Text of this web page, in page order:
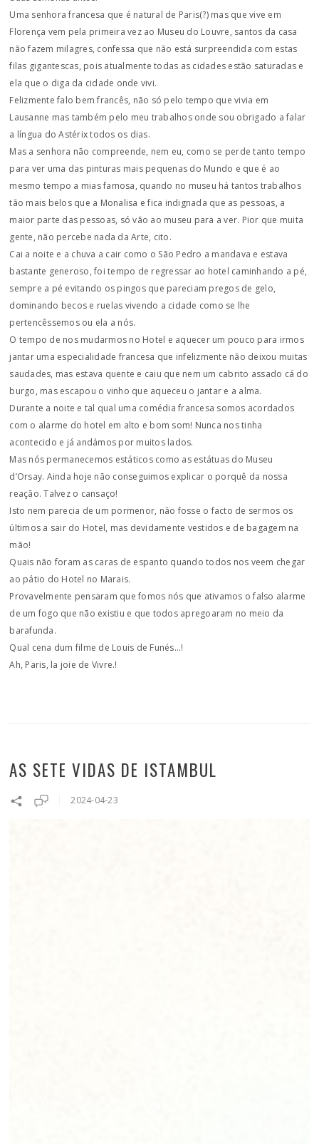
Uma senhora francesa que é natural de Paris(?) mas que vive em
Florença vem pela primeira vez ao Museu do Louvre, santos da casa
não fazem milagres, confessa que não está surpreendida com estas
filas gigantescas, pois atualmente todas as cidades estão saturadas e
ela que o diga da cidade onde vivi.
Felizmente falo bem francês, não só pelo tempo que vivia em
Lausanne mas também pelo meu trabalhos onde sou obrigado a falar
a língua do Astérix todos os dias.
Mas a senhora não compreende, nem eu, como se perde tanto tempo
para ver uma das pinturas mais pequenas do Mundo e que é ao
mesmo tempo a mias famosa, quando no museu há tantos trabalhos
tão mais belos que a Monalisa e fica indignada que as pessoas, a
maior parte das pessoas, só vão ao museu para a ver. Pior que muita
gente, não percebe nada da Arte, cito.
Cai a noite e a chuva a cair como o São Pedro a mandava e estava
bastante generoso, foi tempo de regressar ao hotel caminhando a pé,
sempre a pé evitando os pingos que pareciam pregos de gelo,
dominando becos e ruelas vivendo a cidade como se lhe
pertencêssemos ou ela a nós.
O tempo de nos mudarmos no Hotel e aquecer um pouco para irmos
jantar uma especialidade francesa que infelizmente não deixou muitas
saudades, mas estava quente e caiu que nem um cabrito assado cá do
burgo, mas escapou o vinho que aqueceu o jantar e a alma.
Durante a noite e tal qual uma comédia francesa somos acordados
com o alarme do hotel em alto e bom som! Nunca nos tinha
acontecido e já andámos por muitos lados.
Mas nós permanecemos estáticos como as estátuas do Museu
d’Orsay. Ainda hoje não conseguimos explicar o porquê da nossa
reação. Talvez o cansaço!
Isto nem parecia de um pormenor, não fosse o facto de sermos os
últimos a sair do Hotel, mas devidamente vestidos e de bagagem na
mão!
Quais não foram as caras de espanto quando todos nos veem chegar
ao pátio do Hotel no Marais.
Provavelmente pensaram que fomos nós que ativamos o falso alarme
de um fogo que não existiu e que todos apregoaram no meio da
barafunda.
Qual cena dum filme de Louis de Funés…!
Ah, Paris, la joie de Vivre.!
AS SETE VIDAS DE ISTAMBUL
2024-04-23